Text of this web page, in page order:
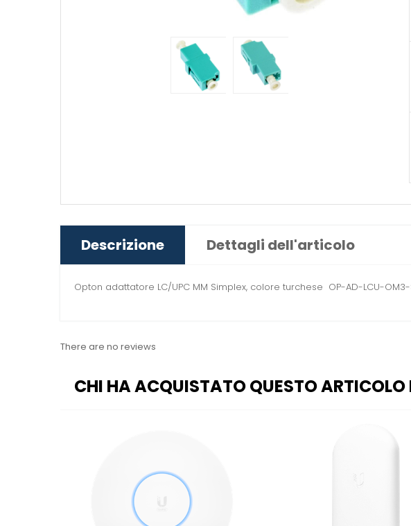
Descrizione Dettagli dell'articolo
Opton adattatore LC/UPC MM Simplex, colore turchese OP-AD-LCU-OM3-
There are no reviews
CHI HA ACQUISTATO QUESTO